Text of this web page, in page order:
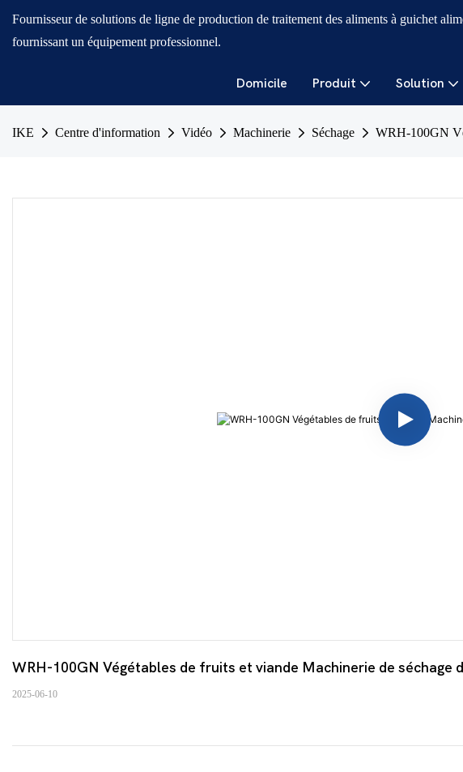
Fournisseur de solutions de ligne de production de traitement des aliments à guichet
fournissant un équipement professionnel.
Domicile Produit Solution
IKE Centre d'information Vidéo Machinerie Séchage WRH-100GN
WRH-100GN Végétables de fruits et viande Machinerie de séchage
2025-06-10